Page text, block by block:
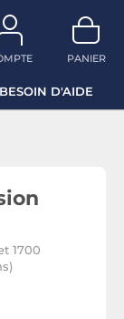
PANIER
BESOIN D'AIDE
1700